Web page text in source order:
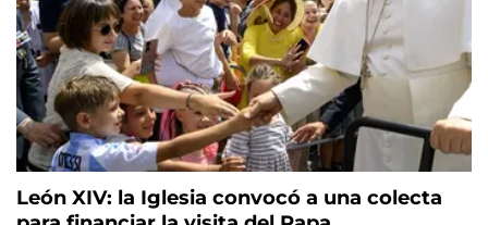
León XIV: la Iglesia convocó a una colecta